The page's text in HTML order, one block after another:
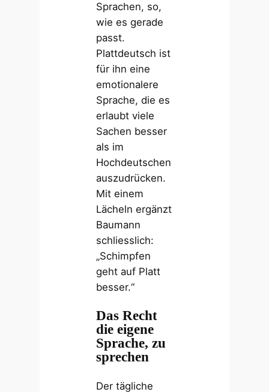
Sprachen, so,
wie es gerade
passt.
Plattdeutsch ist
für ihn eine
emotionalere
Sprache, die es
erlaubt viele
Sachen besser
als im
Hochdeutschen
auszudrücken.
Mit einem
Lächeln ergänzt
Baumann
schliesslich:
„Schimpfen
geht auf Platt
besser.“
Das Recht
die eigene
Sprache, zu
sprechen
Der tägliche